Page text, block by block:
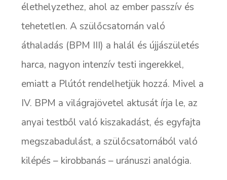
élethelyzethez, ahol az ember passzív és
tehetetlen. A szülőcsatornán való
áthaladás (BPM III) a halál és újjászületés
harca, nagyon intenzív testi ingerekkel,
emiatt a Plútót rendelhetjük hozzá. Mivel a
IV. BPM a világrajövetel aktusát írja le, az
anyai testből való kiszakadást, és egyfajta
megszabadulást, a szülőcsatornából való
kilépés – kirobbanás – uránuszi analógia.